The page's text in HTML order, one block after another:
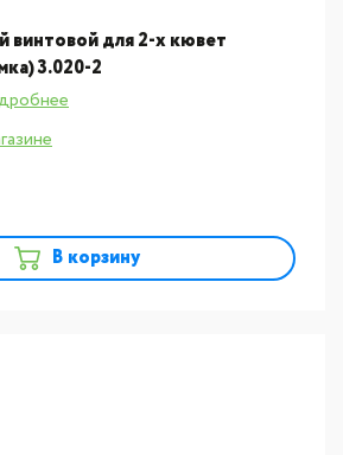
винтовой для 2-х кювет
3.020-2
В корзину